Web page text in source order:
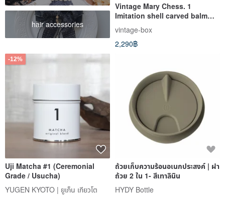
hair accessories
Vintage Mary Chess. 1
Imitation shell carved balm
vintage-box
2,290฿
-12%
Uji Matcha #1 (Ceremonial
Grade / Usucha)
YUGEN KYOTO | ยูเก็น เกียวโต
ถ้วยเก็บความร้อนอเนกประสงค์ | ฝา
ถ้วย 2 ใน 1- สีเทาลินิน
HYDY Bottle